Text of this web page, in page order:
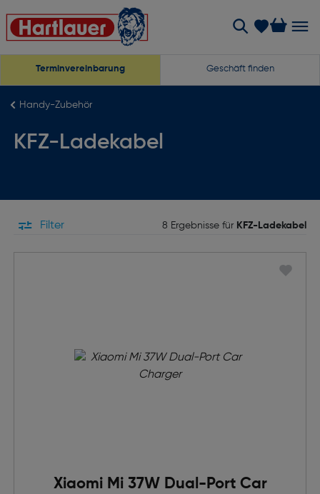
Terminvereinbarung Geschäft finden
Handy-Zubehör
KFZ-Ladekabel
Filter 8 Ergebnisse für KFZ-Ladekabel
Xiaomi Mi 37W Dual-Port Car